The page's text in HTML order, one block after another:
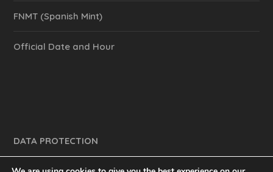
FNMT (Spanish Mint)
Official Date and Hour
DATA PROTECTION